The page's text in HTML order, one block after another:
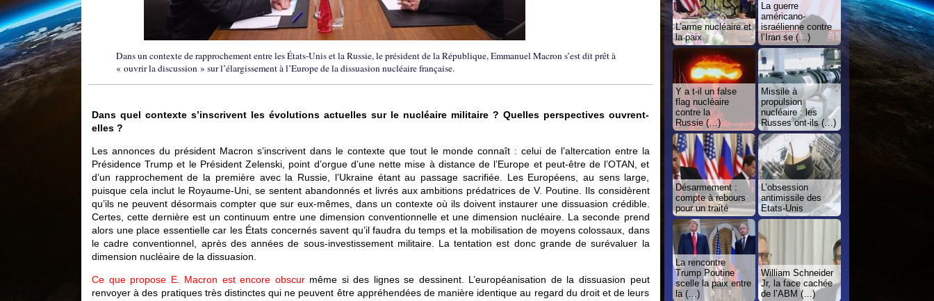
Dans un contexte de rapprochement entre les États-Unis et la Russie, le président de la République, Emmanuel Macron s’est dit prêt à
« ouvrir la discussion » sur l’élargissement à l’Europe de la dissuasion nucléaire française.
Dans quel contexte s’inscrivent les évolutions actuelles sur le nucléaire militaire ? Quelles perspectives ouvrent-
elles ?
Les annonces du président Macron s’inscrivent dans le contexte que tout le monde connaît : celui de l’altercation entre la
Présidence Trump et le Président Zelenski, point d’orgue d’une nette mise à distance de l’Europe et peut-être de l’OTAN, et
d’un rapprochement de la première avec la Russie, l’Ukraine étant au passage sacrifiée. Les Européens, au sens large,
puisque cela inclut le Royaume-Uni, se sentent abandonnés et livrés aux ambitions prédatrices de V. Poutine. Ils considèrent
qu’ils ne peuvent désormais compter que sur eux-mêmes, dans un contexte où ils doivent instaurer une dissuasion crédible.
Certes, cette dernière est un continuum entre une dimension conventionnelle et une dimension nucléaire. La seconde prend
alors une place essentielle car les États concernés savent qu’il faudra du temps et la mobilisation de moyens colossaux, dans
le cadre conventionnel, après des années de sous-investissement militaire. La tentation est donc grande de surévaluer la
dimension nucléaire de la dissuasion.
Ce que propose E. Macron est encore obscurmême si des lignes se dessinent. L’européanisation de la dissuasion peut
renvoyer à des pratiques très distinctes qui ne peuvent être appréhendées de manière identique au regard du droit et de leurs
L’arme nucléaire et
la paix
La guerre
américano-
israélienne contre
l’Iran se (…)
Y a t-il un false
flag nucléaire
contre la
Russie (…)
Missile à
propulsion
nucléaire : les
Russes ont-ils (…)
Désarmement :
compte à rebours
pour un traité
L’obsession
antimissile des
Etats-Unis
La rencontre
Trump Poutine
scelle la paix entre
la (…)
William Schneider
Jr, la face cachée
de l’ABM (…)